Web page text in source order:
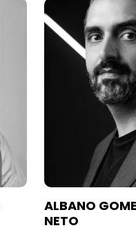
ALBANO
NETO